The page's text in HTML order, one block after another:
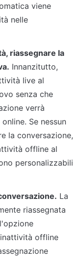
viene
nelle
riassegnare la
Innanzitutto,
live al
senza che
verrà
Se nessun
la conversazione,
offline al
personalizzabili
La
riassegnata
offline